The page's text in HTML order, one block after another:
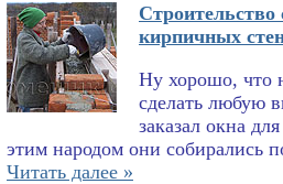
Строительство
кирпичных
Ну хорошо, что
сделать любую
заказал окна
этим народом они собирались
Читать далее »